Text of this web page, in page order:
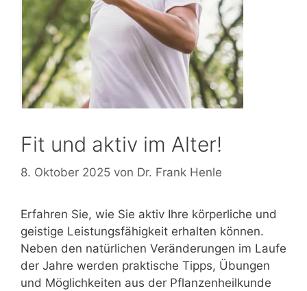
Fit und aktiv im Alter!
8. Oktober 2025 von Dr. Frank Henle
Erfahren Sie, wie Sie aktiv Ihre körperliche und
geistige Leistungsfähigkeit erhalten können.
Neben den natürlichen Veränderungen im Laufe
der Jahre werden praktische Tipps, Übungen
und Möglichkeiten aus der Pflanzenheilkunde